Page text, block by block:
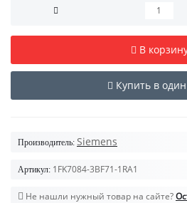
В
Купить в
Производитель: Siemens
Артикул: 1FK7084-3BF71-1RA1
Не нашли нужный товар на сайте?